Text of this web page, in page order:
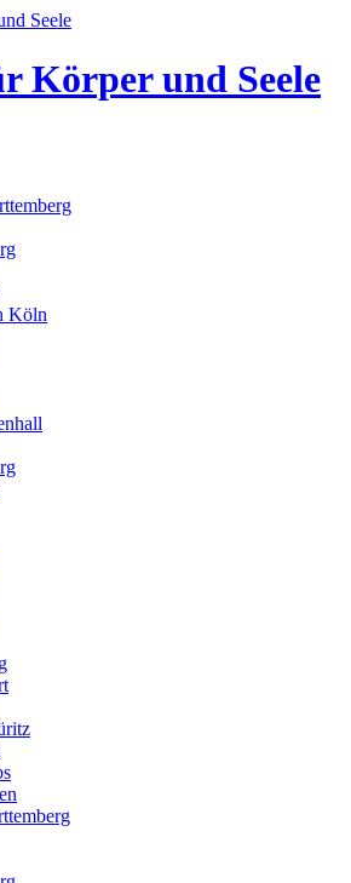
Körper und Seele
Köln